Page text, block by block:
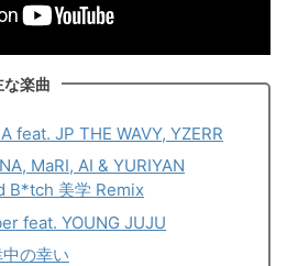
な楽曲
feat. JP THE WAVY, YZERR
MaRI, AI & YURIYAN
B*tch 美学 Remix
feat. YOUNG JUJU
の幸い